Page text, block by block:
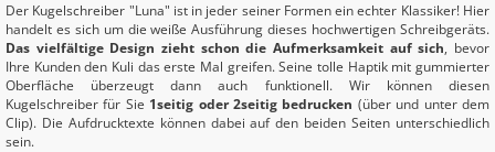
Der Kugelschreiber "Luna" ist in jeder seiner Formen ein echter Klassiker! Hier
handelt es sich um die weiße Ausführung dieses hochwertigen Schreibgeräts.
Das vielfältige Design zieht schon die Aufmerksamkeit auf sich, bevor
Ihre Kunden den Kuli das erste Mal greifen. Seine tolle Haptik mit gummierter
Oberfläche überzeugt dann auch funktionell. Wir können diesen
Kugelschreiber für Sie 1seitig oder 2seitig bedrucken (über und unter dem
Clip). Die Aufdrucktexte können dabei auf den beiden Seiten unterschiedlich
sein.